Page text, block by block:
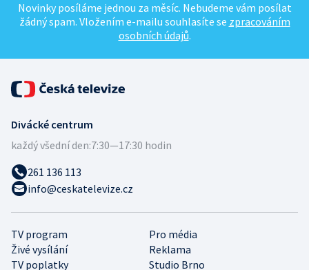
Novinky posíláme jednou za měsíc. Nebudeme vám posílat
žádný spam. Vložením e-mailu souhlasíte se zpracováním
osobních údajů.